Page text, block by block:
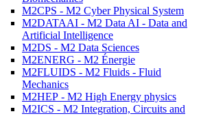
M2CPS - M2 Cyber Physical System
M2DATAAI - M2 Data AI - Data and
Artificial Intelligence
M2DS - M2 Data Sciences
M2ENERG - M2 Énergie
M2FLUIDS - M2 Fluids - Fluid
Mechanics
M2HEP - M2 High Energy physics
M2ICS - M2 Integration, Circuits and